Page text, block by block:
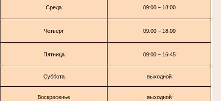
Среда 09:00 – 18:00
Четверг 09:00 – 18:00
Пятница 09:00 – 16:45
Суббота выходной
Воскресенье выходной